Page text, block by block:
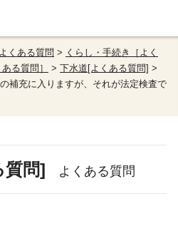
よくある質問 > くらし・手続き［よく
る質問］ > 下水道[よくある質問] >
補充に入りますが、それが法定検査で
質問] よくある質問